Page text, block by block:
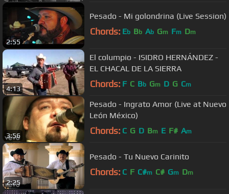
2:55
Pesado - Mi golondrina (Live Session)
Chords: Eb Bb Ab Gm Fm Dm
4:13
El columpio - ISIDRO HERNÁNDEZ -
EL CHACAL DE LA SIERRA
Chords: F C Bb Gm D G Cm
3:56
Pesado - Ingrato Amor (Live at Nuevo
León México)
Chords: C G D Bm E F# Am
2:25
Pesado - Tu Nuevo Carinito
Chords: C F C#m C# Gm Dm